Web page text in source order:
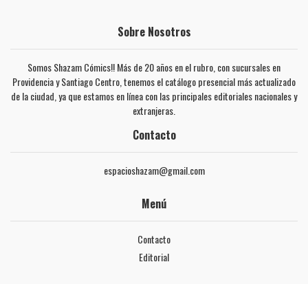
Sobre Nosotros
Somos Shazam Cómics!! Más de 20 años en el rubro, con sucursales en
Providencia y Santiago Centro, tenemos el catálogo presencial más actualizado
de la ciudad, ya que estamos en línea con las principales editoriales nacionales y
extranjeras.
Contacto
espacioshazam@gmail.com
Menú
Contacto
Editorial